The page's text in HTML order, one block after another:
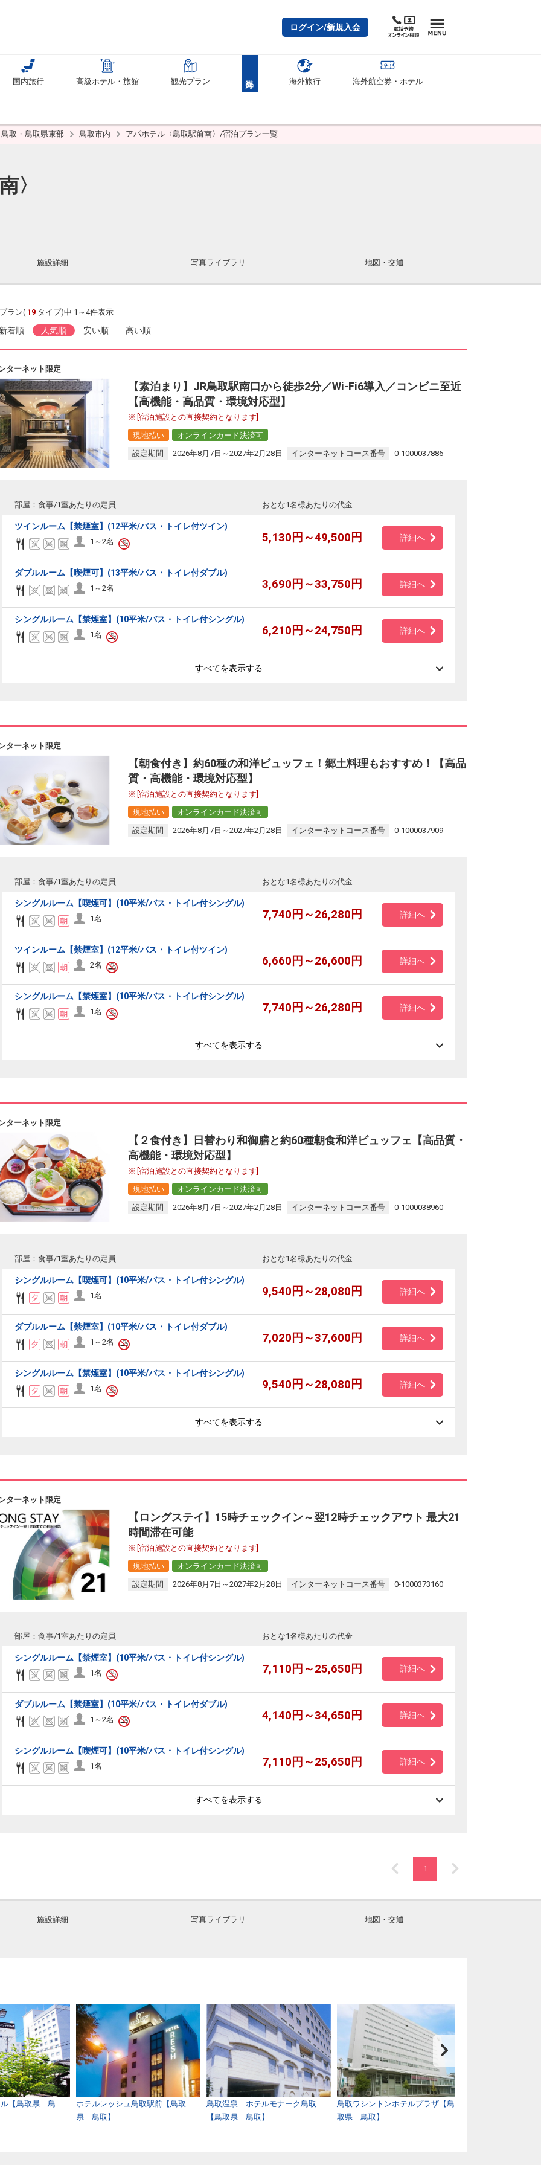
ログイン/新規入会
国内旅行 高級ホテル・旅館 観光プラン 海外旅行 海外航空券・ホテル
鳥取・鳥取県東部 鳥取市内 アパホテル〈鳥取駅前南〉/宿泊プラン一覧
〉
施設詳細 写真ライブラリ 地図・交通
プラン( 19 タイプ)中 1～4件表示
着順 人気順 安い順 高い順
ターネット限定
【素泊まり】JR鳥取駅南口から徒歩2分／Wi-Fi6導入／コンビニ至近
【高機能・高品質・環境対応型】
[宿泊施設との直接契約となります]
現地払い
オンラインカード決済可
設定期間
2026年8月7日～2027年2月28日 インターネットコース番号 0-1000037886
部屋：食事/1室あたりの定員 おとな1名様あたりの代金
ツインルーム【禁煙室】(12平米/バス・トイレ付ツイン)
1～2名 5,130円～49,500円 詳細へ
ダブルルーム【喫煙可】(13平米/バス・トイレ付ダブル)
1～2名 3,690円～33,750円 詳細へ
シングルルーム【禁煙室】(10平米/バス・トイレ付シングル)
1名 6,210円～24,750円 詳細へ
すべてを表示する
ターネット限定
【朝食付き】約60種の和洋ビュッフェ！郷土料理もおすすめ！【高品
質・高機能・環境対応型】
[宿泊施設との直接契約となります]
現地払い
オンラインカード決済可
設定期間
2026年8月7日～2027年2月28日 インターネットコース番号 0-1000037909
部屋：食事/1室あたりの定員 おとな1名様あたりの代金
シングルルーム【喫煙可】(10平米/バス・トイレ付シングル)
1名 7,740円～26,280円 詳細へ
ツインルーム【禁煙室】(12平米/バス・トイレ付ツイン)
2名 6,660円～26,600円 詳細へ
シングルルーム【禁煙室】(10平米/バス・トイレ付シングル)
1名 7,740円～26,280円 詳細へ
すべてを表示する
ターネット限定
【２食付き】日替わり和御膳と約60種朝食和洋ビュッフェ【高品質・
高機能・環境対応型】
[宿泊施設との直接契約となります]
現地払い
オンラインカード決済可
設定期間
2026年8月7日～2027年2月28日 インターネットコース番号 0-1000038960
部屋：食事/1室あたりの定員 おとな1名様あたりの代金
シングルルーム【喫煙可】(10平米/バス・トイレ付シングル)
1名 9,540円～28,080円 詳細へ
ダブルルーム【禁煙室】(10平米/バス・トイレ付ダブル)
1～2名 7,020円～37,600円 詳細へ
シングルルーム【禁煙室】(10平米/バス・トイレ付シングル)
1名 9,540円～28,080円 詳細へ
すべてを表示する
ターネット限定
【ロングステイ】15時チェックイン～翌12時チェックアウト 最大21
時間滞在可能
[宿泊施設との直接契約となります]
現地払い
オンラインカード決済可
設定期間
2026年8月7日～2027年2月28日 インターネットコース番号 0-1000373160
部屋：食事/1室あたりの定員 おとな1名様あたりの代金
シングルルーム【禁煙室】(10平米/バス・トイレ付シングル)
1名 7,110円～25,650円 詳細へ
ダブルルーム【禁煙室】(10平米/バス・トイレ付ダブル)
1～2名 4,140円～34,650円 詳細へ
シングルルーム【喫煙可】(10平米/バス・トイレ付シングル)
1名 7,110円～25,650円 詳細へ
すべてを表示する
1
施設詳細 写真ライブラリ 地図・交通
ル【鳥取県 鳥
ホテルレッシュ鳥取駅前【鳥取
県 鳥取】
鳥取温泉 ホテルモナーク鳥取
【鳥取県 鳥取】
鳥取ワシントンホテルプラザ【鳥
取県 鳥取】